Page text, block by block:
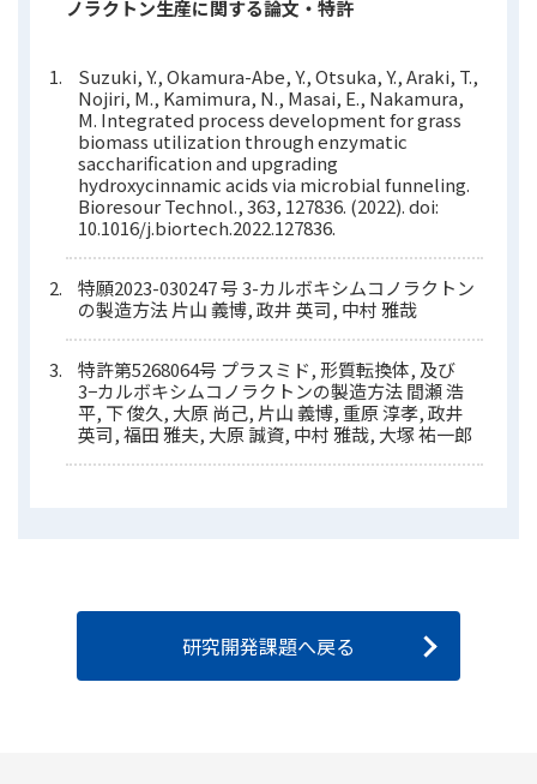
ノラクトン生産に関する論文・特許
Suzuki, Y., Okamura-Abe, Y., Otsuka, Y., Araki, T.,
Nojiri, M., Kamimura, N., Masai, E., Nakamura,
M. Integrated process development for grass
biomass utilization through enzymatic
saccharification and upgrading
hydroxycinnamic acids via microbial funneling.
Bioresour Technol., 363, 127836. (2022). doi:
10.1016/j.biortech.2022.127836.
特願2023-030247 号 3-カルボキシムコノラクトン
の製造方法 片山 義博, 政井 英司, 中村 雅哉
特許第5268064号 プラスミド, 形質転換体, 及び
3−カルボキシムコノラクトンの製造方法 間瀬 浩
平, 下 俊久, 大原 尚己, 片山 義博, 重原 淳孝, 政井
英司, 福田 雅夫, 大原 誠資, 中村 雅哉, 大塚 祐一郎
研究開発課題へ戻る